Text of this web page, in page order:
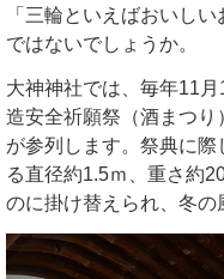
「三輪といえばおいし
ではないでしょうか。
大神神社では、毎年11
造安全祈願祭（酒まつ
が参列します。祭典に
る直径約1.5ｍ、重さ約
のに掛け替えられ、冬の